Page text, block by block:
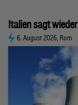
Italien sagt
6. August 2026, Rom